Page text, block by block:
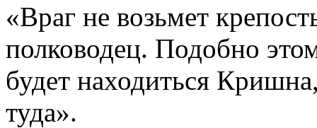
«Враг не возьмет
полководец. Подобно
будет находиться
туда».